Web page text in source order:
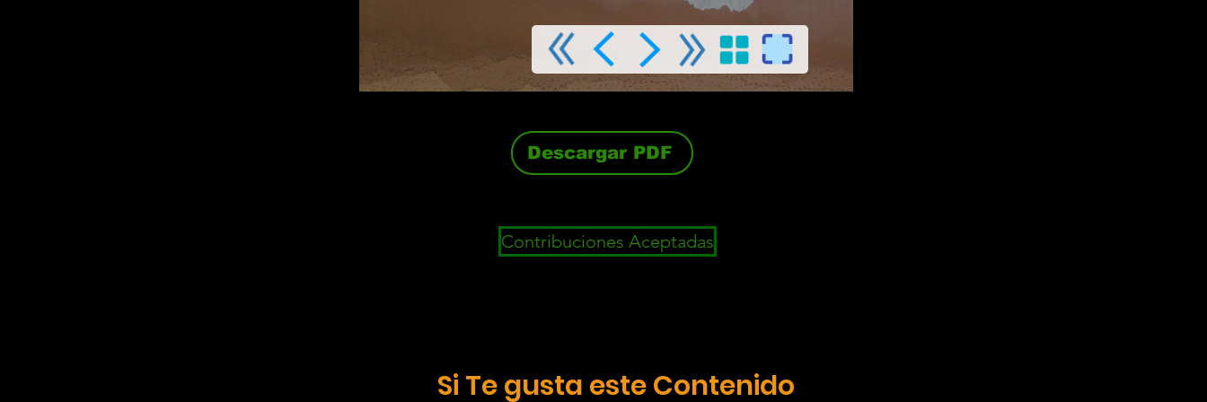
Descargar PDF
Contribuciones Aceptadas
Si Te gusta este Contenido